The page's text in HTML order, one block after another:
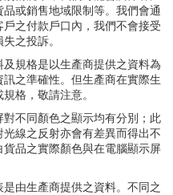
或銷售地域限制等。我們會通
之付款戶口內，我們不會接受
之投訴。
規格是以生產商提供之資料為
之準確性。但生產商在實際生
格，敬請注意。
不同顏色之顯示均有分別；此
線之反射亦會有差異而得出不
品之實際顏色與在電腦顯示屏
由生產商提供之資料。不同之